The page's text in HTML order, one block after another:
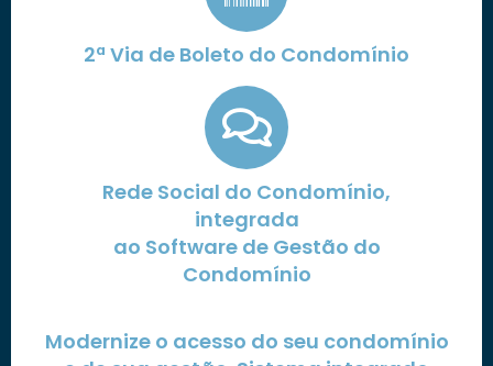
2ª Via de Boleto do Condomínio
Rede Social do Condomínio,
integrada
ao Software de Gestão do
Condomínio
Modernize o acesso do seu condomínio